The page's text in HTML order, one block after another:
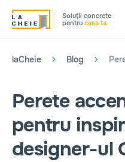
Soluţii concrete
pentru casa ta
laCheie Blog Perete
Perete
pentru
designer-ul